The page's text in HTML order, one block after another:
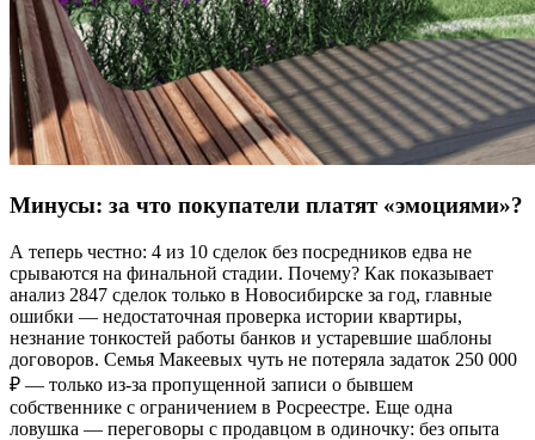
Минусы: за что покупатели платят «эмоциями»?
А теперь честно: 4 из 10 сделок без посредников едва не
срываются на финальной стадии. Почему? Как показывает
анализ 2847 сделок только в Новосибирске за год, главные
ошибки — недостаточная проверка истории квартиры,
незнание тонкостей работы банков и устаревшие шаблоны
договоров. Семья Макеевых чуть не потеряла задаток 250 000
₽ — только из-за пропущенной записи о бывшем
собственнике с ограничением в Росреестре. Еще одна
ловушка — переговоры с продавцом в одиночку: без опыта